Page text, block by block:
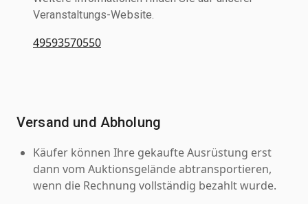
Veranstaltungs-Website.
49593570550
Versand und Abholung
Käufer können Ihre gekaufte Ausrüstung erst
dann vom Auktionsgelände abtransportieren,
wenn die Rechnung vollständig bezahlt wurde.